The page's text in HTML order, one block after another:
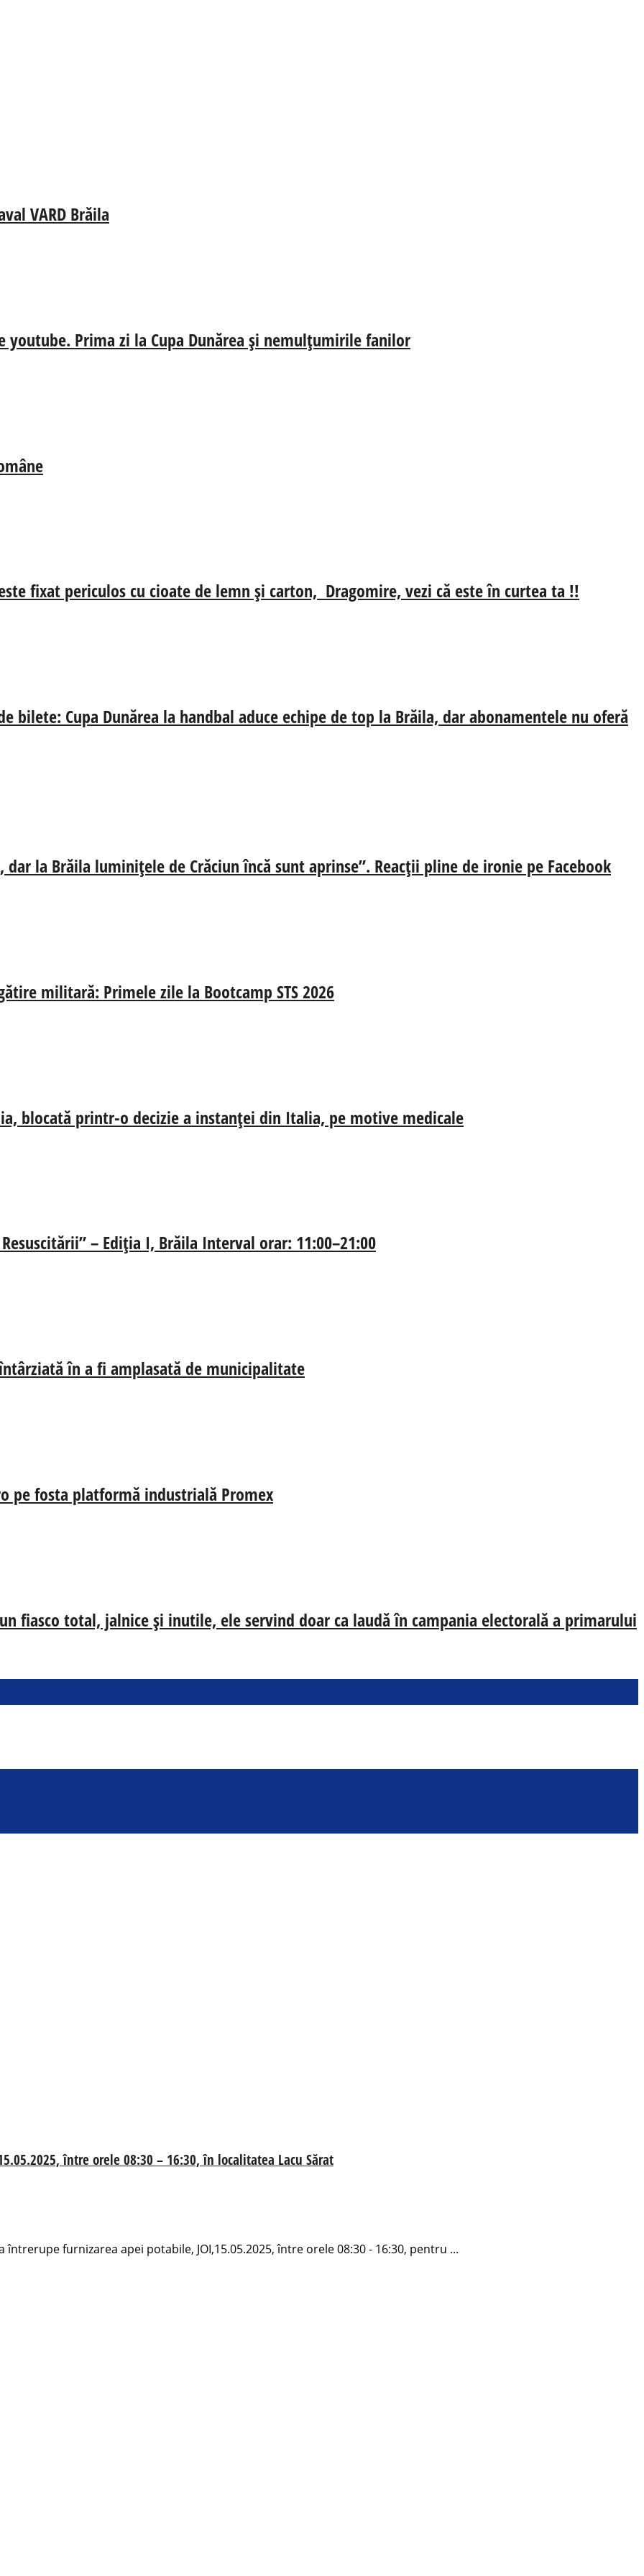
VARD Brăila
youtube. Prima zi la Cupa Dunărea și nemulțumirile fanilor
fixat periculos cu cioate de lemn și carton, Dragomire, vezi că este în curtea ta !!
bilete: Cupa Dunărea la handbal aduce echipe de top la Brăila, dar abonamentele nu oferă
dar la Brăila luminițele de Crăciun încă sunt aprinse”. Reacții pline de ironie pe Facebook
militară: Primele zile la Bootcamp STS 2026
blocată printr-o decizie a instanței din Italia, pe motive medicale
– Ediția I, Brăila Interval orar: 11:00–21:00
în a fi amplasată de municipalitate
pe fosta platformă industrială Promex
fiasco total, jalnice și inutile, ele servind doar ca laudă în campania electorală a primarului
între orele 08:30 – 16:30, în localitatea Lacu Sărat
furnizarea apei potabile, JOI,15.05.2025, între orele 08:30 - 16:30, pentru ...